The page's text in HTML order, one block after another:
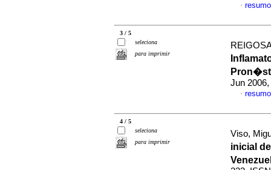
·
3 / 5
seleciona
para imprimir
Jun
·
4 / 5
seleciona
para imprimir
Viso,
inicial